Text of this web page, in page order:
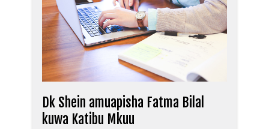
Dk Shein amuapisha Fatma Bilal
kuwa Katibu Mkuu